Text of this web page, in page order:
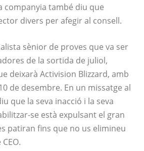
companyia també diu que
divers per afegir al consell.
sènior de proves que va ser
de la sortida de juliol,
deixarà Activision Blizzard, amb
de desembre. En un missatge al
que la seva inacció i la seva
se està expulsant el gran
patiran fins que no us elimineu